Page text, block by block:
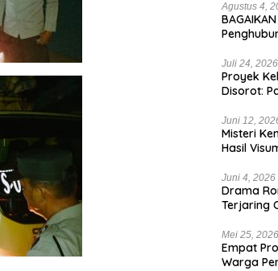
Agustus 4,
Biang
Juli 24, 2026
Proyek
Disorot:
Juni 12,
Misteri
Hasil
Juni 4, 2026
Drama
Terjaring
Mei 25, 2026
Empat
Warga